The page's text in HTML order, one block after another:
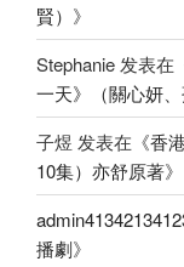
賢） 》
Stephanie 发表在
一天》（關心妍
子煜 发表在《香
10集）亦舒原著》
播劇》